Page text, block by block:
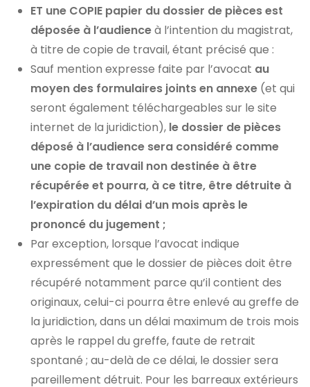
ET une COPIE papier du dossier de pièces est
déposée à l’audienceà l’intention du magistrat,
à titre de copie de travail, étant précisé que :
Sauf mention expresse faite par l’avocat au
moyen des formulaires joints en annexe (et qui
seront également téléchargeables sur le site
internet de la juridiction), le dossier de pièces
déposé à l’audience sera considéré comme
une copie de travail non destinée à être
récupérée et pourra, à ce titre, être détruite à
l’expiration du délai d’un mois après le
prononcé du jugement ;
Par exception, lorsque l’avocat indique
expressément que le dossier de pièces doit être
récupéré notamment parce qu’il contient des
originaux, celui-ci pourra être enlevé au greffe de
la juridiction, dans un délai maximum de trois mois
après le rappel du greffe, faute de retrait
spontané ; au-delà de ce délai, le dossier sera
pareillement détruit. Pour les barreaux extérieurs